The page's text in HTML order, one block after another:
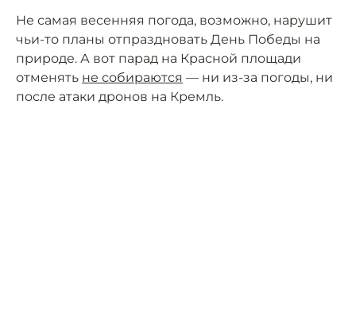
Не самая весенняя погода, возможно, нарушит
чьи-то планы отпраздновать День Победы на
природе. А вот парад на Красной площади
отменять не собираются — ни из-за погоды, ни
после атаки дронов на Кремль.